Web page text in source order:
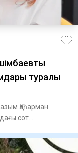
туралы
Қаһарман
сот